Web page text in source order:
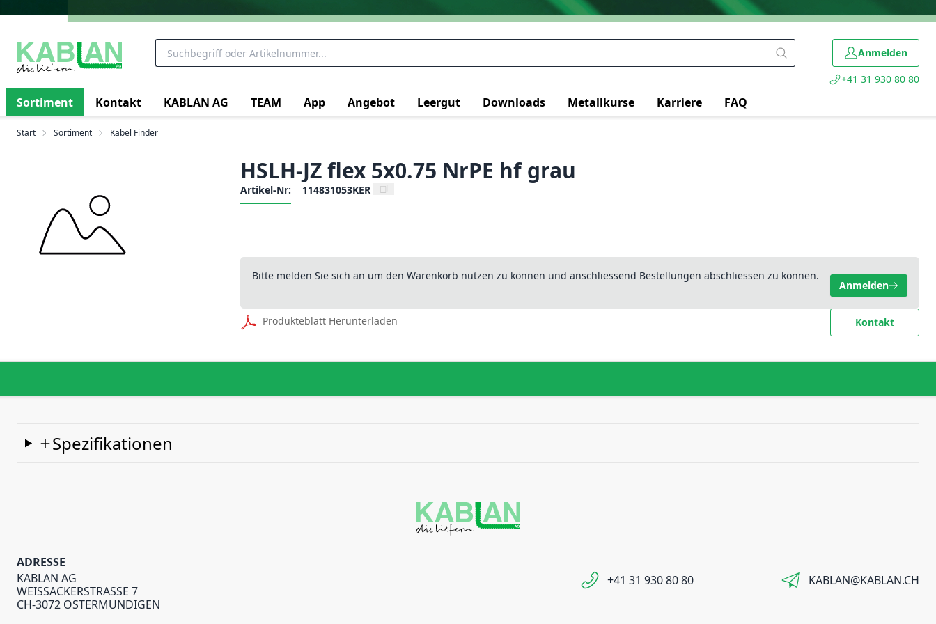
Anmelden
+41 31 930 80 80
Sortiment Kontakt KABLAN AG TEAM App Angebot Leergut Downloads Metallkurse Karriere FAQ
Start Sortiment Kabel Finder
HSLH-JZ flex 5x0.75 NrPE hf grau
Artikel-Nr: 114831053KER
Bitte melden Sie sich an um den Warenkorb nutzen zu können und anschliessend Bestellungen abschliessen zu können.
Anmelden
Produkteblatt Herunterladen Kontakt
Spezifikationen
ADRESSE
KABLAN AG
WEISSACKERSTRASSE 7
CH-3072 OSTERMUNDIGEN
+41 31 930 80 80 KABLAN@KABLAN.CH